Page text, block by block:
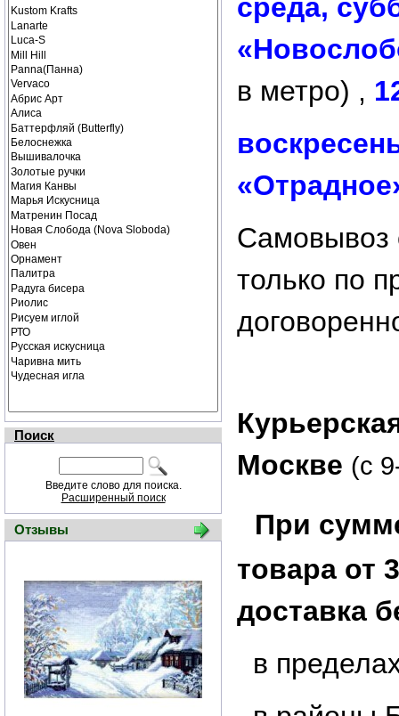
Поиск
Введите слово для поиска.
Расширенный поиск
Отзывы
среда,
в метро) ,
Cамовывоз
только по
Москве (с
При
товара от
доставка
в